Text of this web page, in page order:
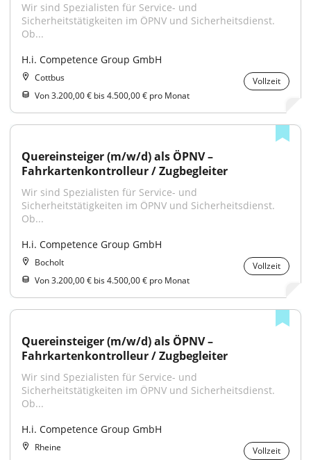
Wir sind Spezialisten für Service- und
Sicherheitstätigkeiten im ÖPNV und Sicherheitsdienst.
Ob...
H.i. Competence Group GmbH
Cottbus
Vollzeit
Von 3.200,00 € bis 4.500,00 € pro Monat
Quereinsteiger (m/w/d) als ÖPNV –
Fahrkartenkontrolleur / Zugbegleiter
Wir sind Spezialisten für Service- und
Sicherheitstätigkeiten im ÖPNV und Sicherheitsdienst.
Ob...
H.i. Competence Group GmbH
Bocholt
Vollzeit
Von 3.200,00 € bis 4.500,00 € pro Monat
Quereinsteiger (m/w/d) als ÖPNV –
Fahrkartenkontrolleur / Zugbegleiter
Wir sind Spezialisten für Service- und
Sicherheitstätigkeiten im ÖPNV und Sicherheitsdienst.
Ob...
H.i. Competence Group GmbH
Rheine
Vollzeit